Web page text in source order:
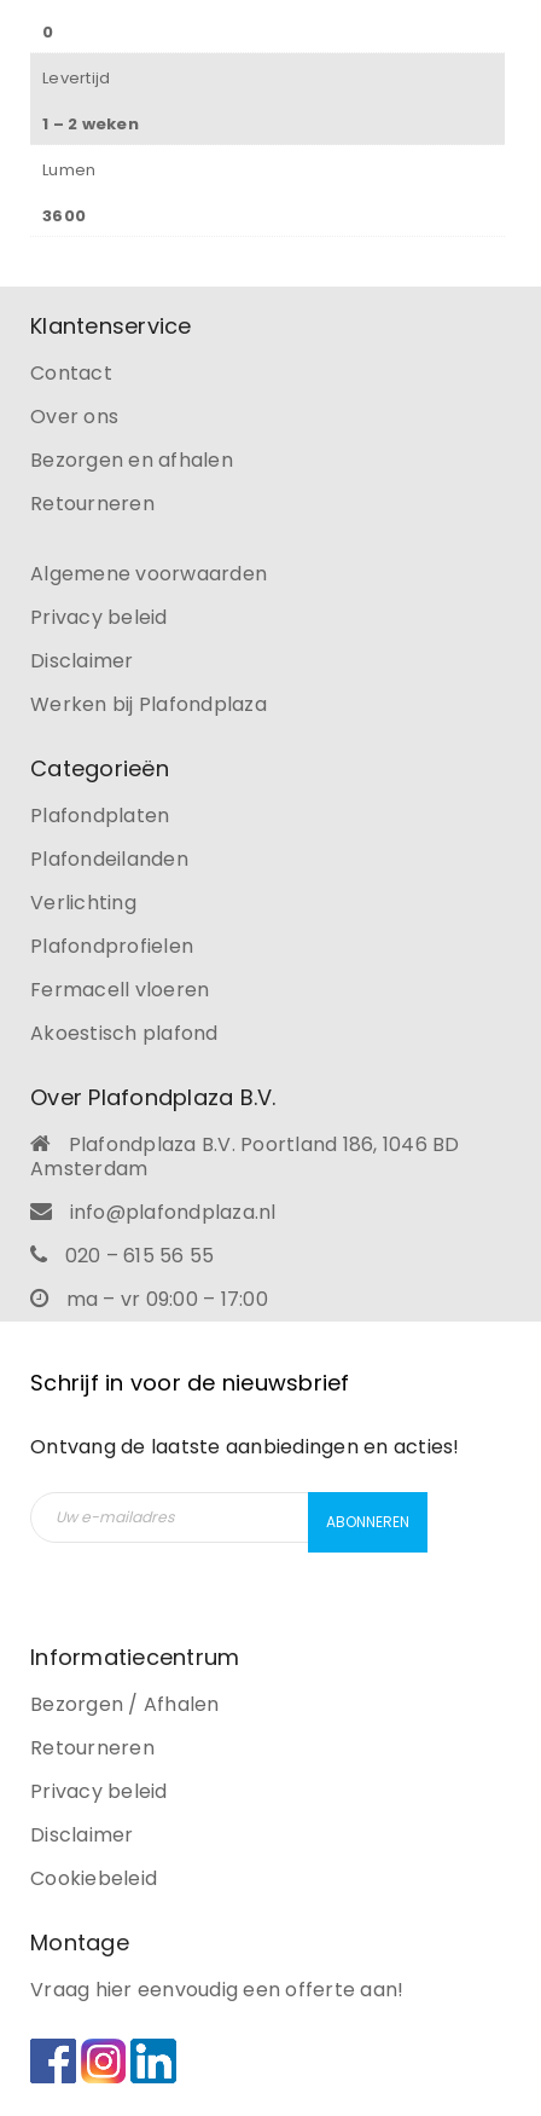
0
Levertijd
1 – 2 weken
Lumen
3600
Klantenservice
Contact
Over ons
Bezorgen en afhalen
Retourneren
Algemene voorwaarden
Privacy beleid
Disclaimer
Werken bij Plafondplaza
Categorieën
Plafondplaten
Plafondeilanden
Verlichting
Plafondprofielen
Fermacell vloeren
Akoestisch plafond
Over Plafondplaza B.V.
Plafondplaza B.V. Poortland 186, 1046 BD
Amsterdam
info@plafondplaza.nl
020 – 615 56 55
ma – vr 09:00 – 17:00
Schrijf in voor de nieuwsbrief
Ontvang de laatste aanbiedingen en acties!
Informatiecentrum
Bezorgen / Afhalen
Retourneren
Privacy beleid
Disclaimer
Cookiebeleid
Montage
Vraag hier eenvoudig een offerte aan!